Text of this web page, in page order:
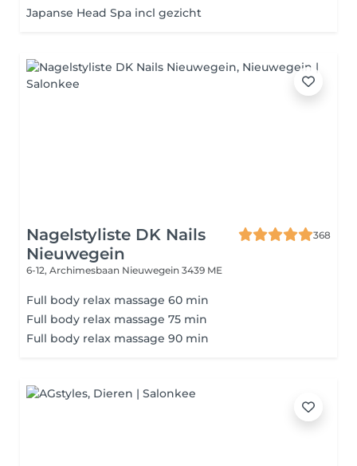
Japanse Head Spa incl gezicht
Nagelstyliste DK Nails
Nieuwegein
368
6-12, Archimesbaan Nieuwegein 3439 ME
Full body relax massage 60 min
Full body relax massage 75 min
Full body relax massage 90 min